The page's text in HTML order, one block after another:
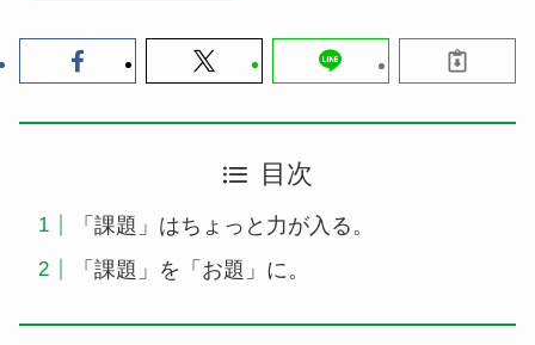
目次
「課題」はちょっと力が入る。
「課題」を「お題」に。